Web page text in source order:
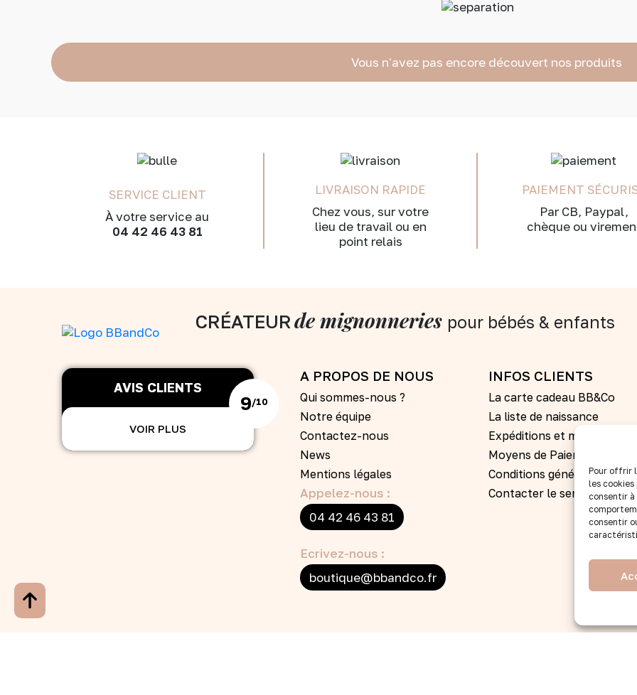
Pour offrir
les
consentir
consentir
Vous n'avez pas encore découvert nos produits
SERVICE CLIENT
À votre service au
04 42 46 43 81
LIVRAISON RAPIDE
Chez vous, sur votre
lieu de travail ou en
point relais
PAIEMENT
Par CB, Paypal,
chèque ou
CRÉATEURde mignonneries pour bébés & enfants
AVIS CLIENTS
VOIR PLUS
9/10
A PROPOS DE NOUS
Qui sommes-nous ?
Notre équipe
Contactez-nous
News
Mentions légales
Appelez-nous :
04 42 46 43 81
Ecrivez-nous :
boutique@bbandco.fr
INFOS CLIENTS
La carte cadeau BB&Co
La liste de naissance
Expéditions et modes de
Moyens de Paiement
Conditions générales de
Contacter le service clients